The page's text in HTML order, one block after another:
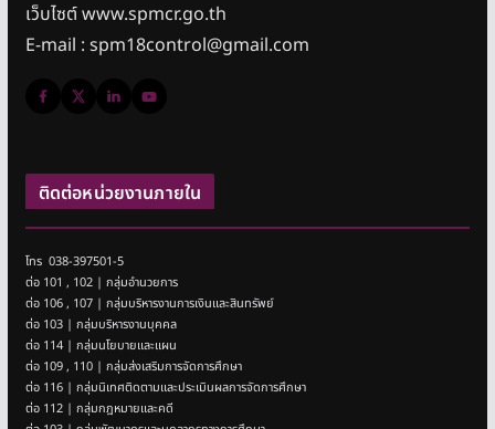
เว็บไซต์ www.spmcr.go.th
E-mail : spm18control@gmail.com
ติดต่อหน่วยงานภายใน
โทร 038-397501-5
ต่อ 101 , 102 | กลุ่มอำนวยการ
ต่อ 106 , 107 | กลุ่มบริหารงานการเงินและสินทรัพย์
ต่อ 103 | กลุ่มบริหารงานบุคคล
ต่อ 114 | กลุ่มนโยบายและแผน
ต่อ 109 , 110 | กลุ่มส่งเสริมการจัดการศึกษา
ต่อ 116 | กลุ่มนิเทศติดตามและประเมินผลการจัดการศึกษา
ต่อ 112 | กลุ่มกฎหมายและคดี